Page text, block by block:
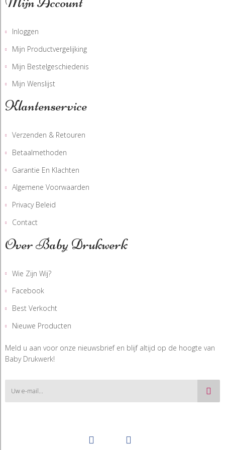
Inloggen
Mijn Productvergelijking
Mijn Bestelgeschiedenis
Mijn Wenslijst
Klantenservice
Verzenden & Retouren
Betaalmethoden
Garantie En Klachten
Algemene Voorwaarden
Privacy Beleid
Contact
Over Baby Drukwerk
Wie Zijn Wij?
Facebook
Best Verkocht
Nieuwe Producten
Meld u aan voor onze nieuwsbrief en blijf altijd op de hoogte van
Baby Drukwerk!